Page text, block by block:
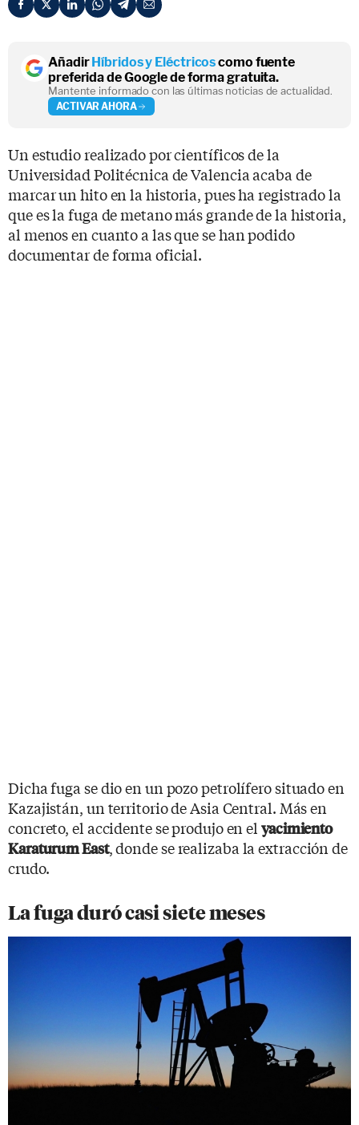
AñadirHíbridos y Eléctricoscomo fuente
preferida de Google de forma gratuita.
Mantente informado con las últimas noticias de actualidad.
ACTIVAR AHORA
Un estudio realizado por científicos de la
Universidad Politécnica de Valencia acaba de
marcar un hito en la historia, pues ha registrado la
que es la fuga de metano más grande de la historia,
al menos en cuanto a las que se han podido
documentar de forma oficial.
Dicha fuga se dio en un pozo petrolífero situado en
Kazajistán, un territorio de Asia Central. Más en
concreto, el accidente se produjo en el yacimiento
Karaturum East, donde se realizaba la extracción de
crudo.
La fuga duró casi siete meses